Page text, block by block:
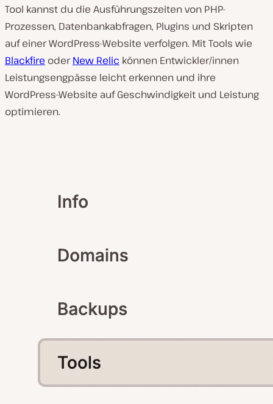
Tool kannst du die Ausführungszeiten von PHP-
Prozessen, Datenbankabfragen, Plugins und Skripten
auf einer WordPress-Website verfolgen. Mit Tools wie
Blackfire oderNew Relic können Entwickler/innen
Leistungsengpässe leicht erkennen und ihre
WordPress-Website auf Geschwindigkeit und Leistung
optimieren.